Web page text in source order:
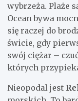
wybrzeża. Plaże
Ocean bywa
się raczej do
świcie, gdy
swój ciężar –
których
Nieopodal jest